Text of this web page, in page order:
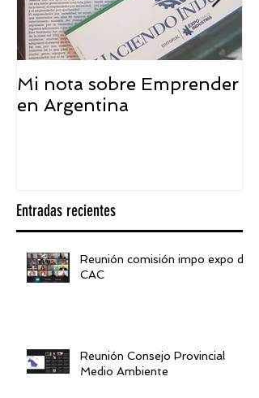
Mi nota sobre Emprender
en Argentina
Entradas recientes
Reunión comisión impo expo de
CAC
Reunión Consejo Provincial
Medio Ambiente